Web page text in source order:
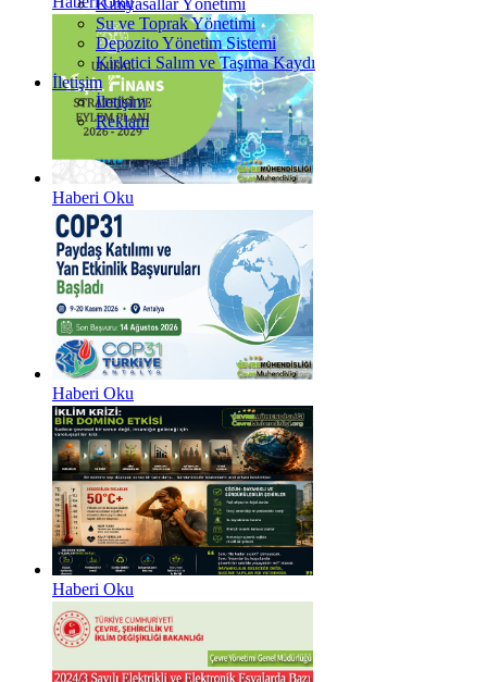
Haberi Oku
Haberi Oku
Haberi Oku
Kimyasallar Yönetimi
Su ve Toprak Yönetimi
Depozito Yönetim Sistemi
Kirletici Salım ve Taşıma Kaydı
İletişim
İletişim
Reklam